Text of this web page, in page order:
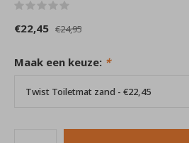
€22,45 €24,95
Maak een keuze: *